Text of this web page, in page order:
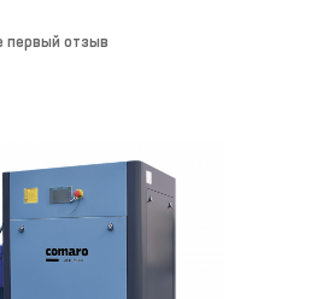
первый отзыв